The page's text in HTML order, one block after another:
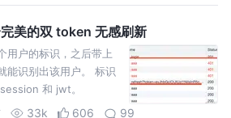
美的双 token 无感刷新
用户的标识，之后带上
能识别出该用户。 标识
和 jwt。
一个 id，关
33k 606 99